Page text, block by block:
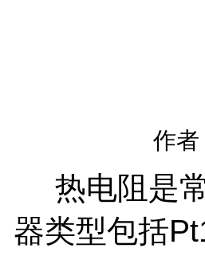
作
热电阻是
器类型包括